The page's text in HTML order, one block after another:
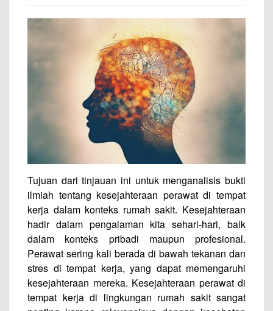
Tujuan dari tinjauan ini untuk menganalisis bukti
ilmiah tentang kesejahteraan perawat di tempat
kerja dalam konteks rumah sakit. Kesejahteraan
hadir dalam pengalaman kita sehari-hari, baik
dalam konteks pribadi maupun profesional.
Perawat sering kali berada di bawah tekanan dan
stres di tempat kerja, yang dapat memengaruhi
kesejahteraan mereka. Kesejahteraan perawat di
tempat kerja di lingkungan rumah sakit sangat